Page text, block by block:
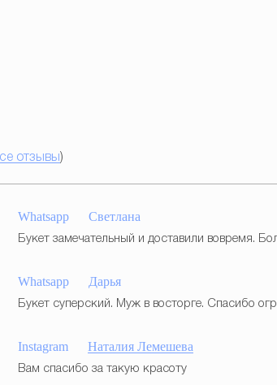
отзывы )
Whatsapp Светлана
Букет замечательный и доставили вовремя.
Whatsapp Дарья
Букет суперский. Муж в восторге. Спасибо
Instagram Наталия Лемешева
Вам спасибо за такую красоту